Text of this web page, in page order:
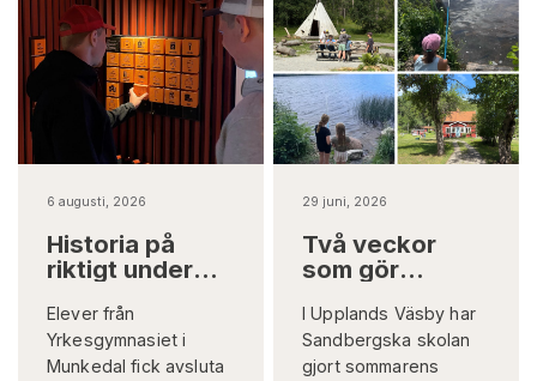
6 augusti, 2026
Historia på
riktigt under
Elever från
Yrkesgymnasiet i
Munkedal fick avsluta
29 juni, 2026
Två veckor
som gör
riktigt
I Upplands Väsby har
Sandbergska skolan
gjort sommarens